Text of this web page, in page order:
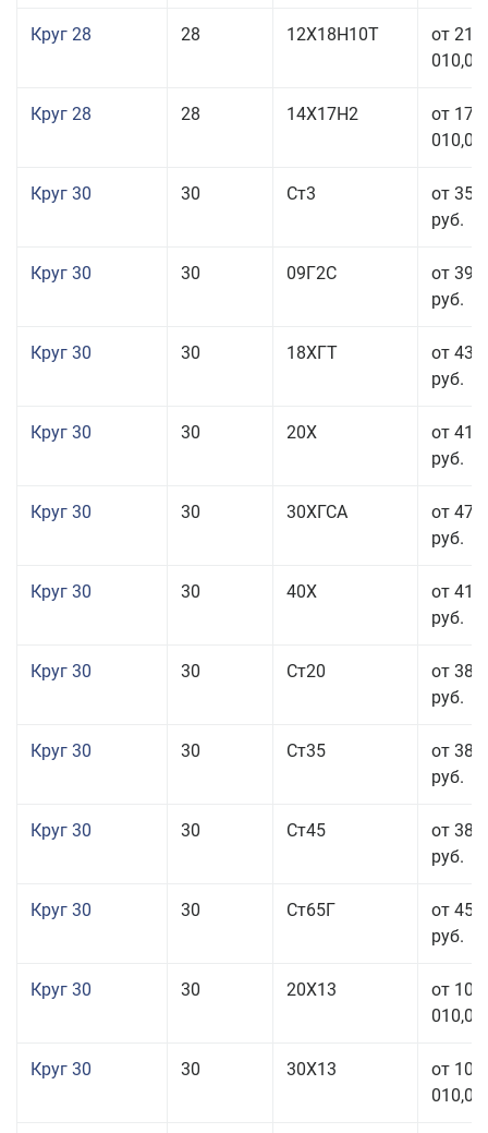
Круг 28 28 12Х18Н10Т
от 210
010,00
Круг 28 28 14Х17Н2
от 179
010,00
Круг 30 30 Ст3
от 35
руб.
Круг 30 30 09Г2С
от 39
руб.
Круг 30 30 18ХГТ
от 43
руб.
Круг 30 30 20Х
от 41
руб.
Круг 30 30 30ХГСА
от 47
руб.
Круг 30 30 40Х
от 41
руб.
Круг 30 30 Ст20
от 38
руб.
Круг 30 30 Ст35
от 38
руб.
Круг 30 30 Ст45
от 38
руб.
Круг 30 30 Ст65Г
от 45
руб.
Круг 30 30 20Х13
от 101
010,00
Круг 30 30 30Х13
от 101
010,00